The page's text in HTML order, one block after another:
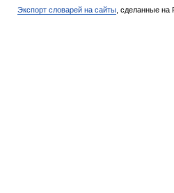
Экспорт словарей на сайты , сделанные на